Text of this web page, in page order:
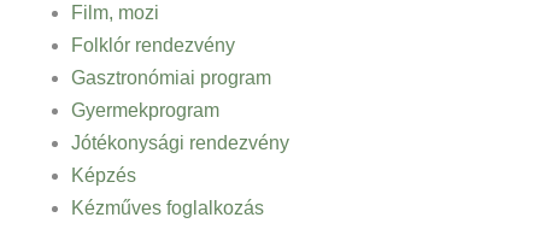
Film, mozi
Folklór rendezvény
Gasztronómiai program
Gyermekprogram
Jótékonysági rendezvény
Képzés
Kézműves foglalkozás